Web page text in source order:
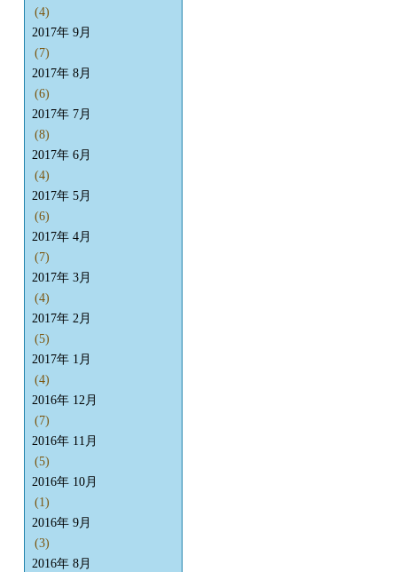
(4)
2017年 9月
(7)
2017年 8月
(6)
2017年 7月
(8)
2017年 6月
(4)
2017年 5月
(6)
2017年 4月
(7)
2017年 3月
(4)
2017年 2月
(5)
2017年 1月
(4)
2016年 12月
(7)
2016年 11月
(5)
2016年 10月
(1)
2016年 9月
(3)
2016年 8月